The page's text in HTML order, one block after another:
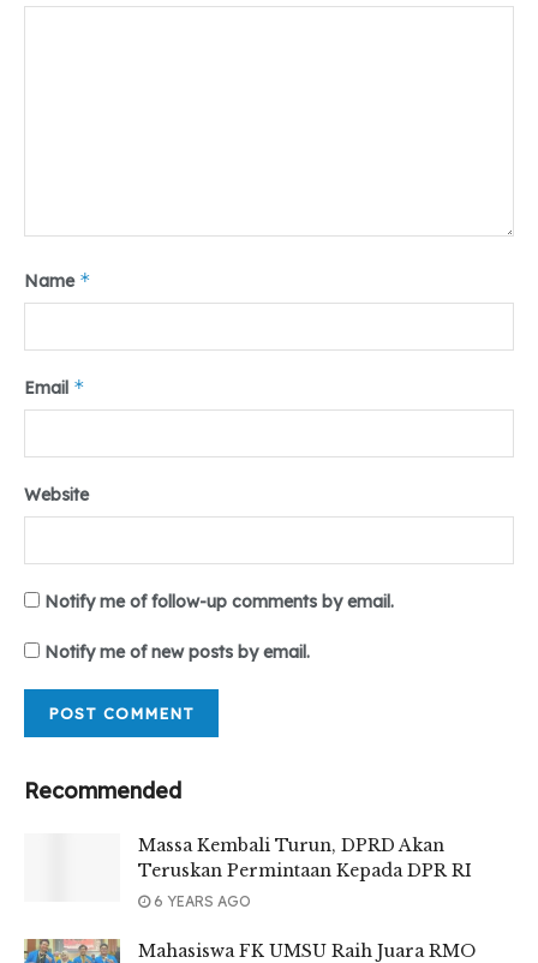
Sumber : surat edaran
.
Name *
Email *
Website
Notify me of follow-up comments by email.
Notify me of new posts by email.
Recommended
Massa Kembali Turun, DPRD Akan
Teruskan Permintaan Kepada DPR RI
6 YEARS AGO
Mahasiswa FK UMSU Raih Juara RMO